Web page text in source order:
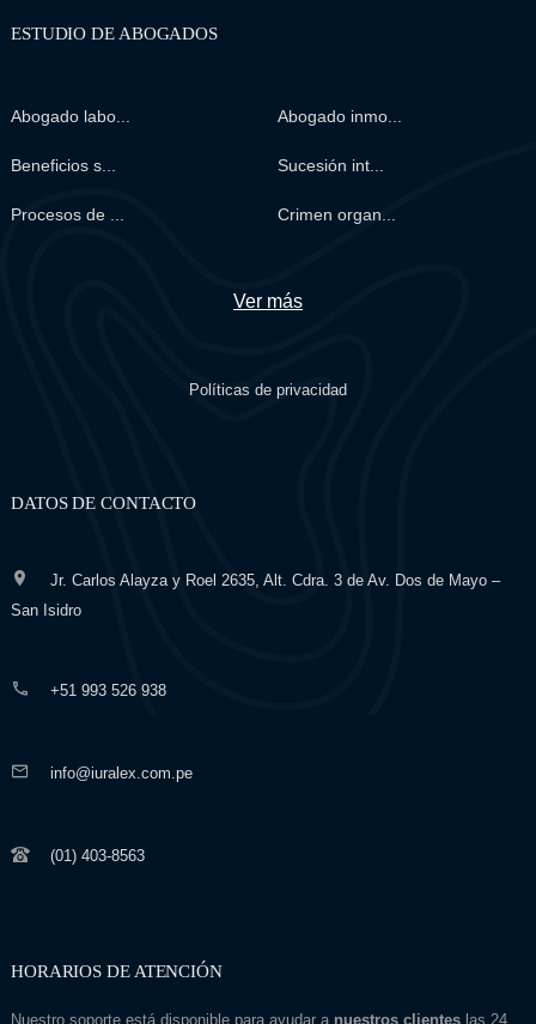
ESTUDIO DE ABOGADOS
Abogado labo... Abogado inmo...
Beneficios s... Sucesión int...
Procesos de ... Crimen organ...
Ver más
Políticas de privacidad
DATOS DE CONTACTO
Jr. Carlos Alayza y Roel 2635, Alt. Cdra. 3 de Av. Dos de Mayo –
San Isidro
+51 993 526 938
info@iuralex.com.pe
(01) 403-8563
HORARIOS DE ATENCIÓN
Nuestro soporte está disponible para ayudar a nuestros clienteslas 24